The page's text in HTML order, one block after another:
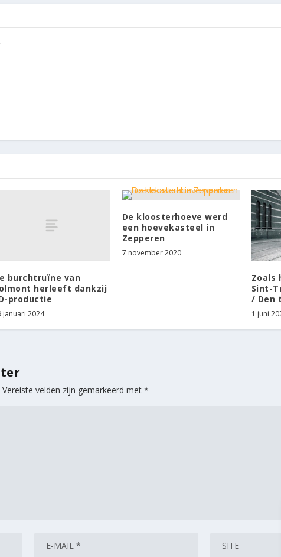
burchtruïne van
herleeft dankzij
productie
januari 2024
De kloosterhoeve werd
een hoevekasteel in
Zepperen
7 november 2020
Zoals
Sint-
/ Den
1 juni
Vereiste velden zijn gemarkeerd met*